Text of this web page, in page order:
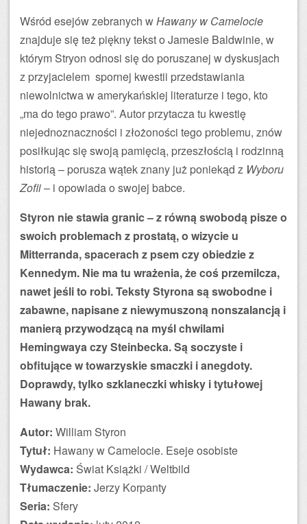
Wśród esejów zebranych wHawany w Camelocie
znajduje się też piękny tekst o Jamesie Baldwinie, w
którym Stryon odnosi się do poruszanej w dyskusjach
z przyjacielem spornej kwestii przedstawiania
niewolnictwa w amerykańskiej literaturze i tego, kto
„ma do tego prawo”. Autor przytacza tu kwestię
niejednoznaczności i złożoności tego problemu, znów
posiłkując się swoją pamięcią, przeszłością i rodzinną
historią – porusza wątek znany już poniekąd z Wyboru
Zofii– i opowiada o swojej babce.
Styron nie stawia granic – z równą swobodą pisze o
swoich problemach z prostatą, o wizycie u
Mitterranda, spacerach z psem czy obiedzie z
Kennedym. Nie ma tu wrażenia, że coś przemilcza,
nawet jeśli to robi. Teksty Styrona są swobodne i
zabawne, napisane z niewymuszoną nonszalancją i
manierą przywodzącą na myśl chwilami
Hemingwaya czy Steinbecka. Są soczyste i
obfitujące w towarzyskie smaczki i anegdoty.
Doprawdy, tylko szklaneczki whisky i tytułowej
Hawany brak.
Autor: William Styron
Tytuł: Hawany w Camelocie. Eseje osobiste
Wydawca: Świat Książki / Weltbild
Tłumaczenie: Jerzy Korpanty
Seria: Sfery